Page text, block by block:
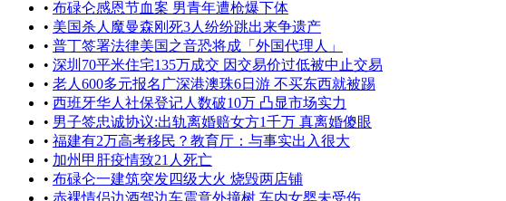
• 布碌仑感恩节血案 男青年遭枪爆下体
• 美国杀人魔曼森刚死3人纷纷跳出来争遗产
• 普丁签署法律美国之音恐将成「外国代理人」
• 深圳70平米住宅135万成交 因交易价过低被中止交易
• 老人600多元报名广深港澳珠6日游 不买东西就被踢
• 西班牙华人社保登记人数破10万 凸显市场实力
• 男子签忠诚协议:出轨离婚赔女方1千万 真离婚傻眼
• 福建有2万高考移民？教育厅：与事实出入很大
• 加州甲肝疫情致21人死亡
• 布碌仑一建筑突发四级大火 烧毁两店铺
• 赤裸情侣边酒驾边车震意外撞树 车内女婴未受伤